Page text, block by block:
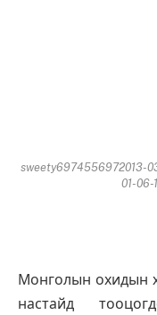
sweety6974556972013-
01-06-
Монголын охидын
настайд